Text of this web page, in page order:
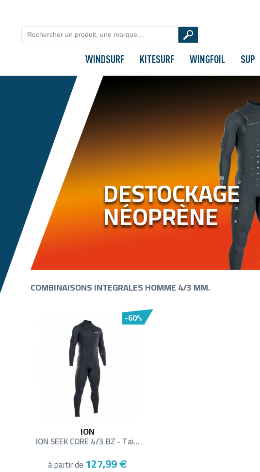
WINDSURF KITESURF WINGFOIL SUP
DESTOCKAGE
NÉOPRÈNE
COMBINAISONS INTEGRALES HOMME 4/3 MM.
-60%
ION
ION SEEK CORE 4/3 BZ - Tai...
à partir de127,99 €